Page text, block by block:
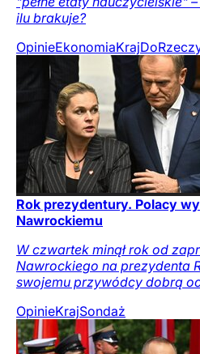
ilu brakuje?
OpinieEkonomiaKraj
Rok prezydentury. Polacy
Nawrockiemu
W czwartek minął rok od
Nawrockiego na prezydenta
swojemu przywódcy dobrą
OpinieKrajSondaż